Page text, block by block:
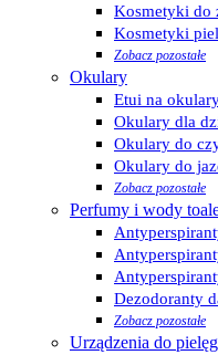
Kosmetyki do
Kosmetyki
Zobacz pozostałe
Okulary
Etui na
Okulary dla
Okulary do
Okulary do
Zobacz pozostałe
Perfumy i wody
Dezodoranty
Zobacz pozostałe
Urządzenia do